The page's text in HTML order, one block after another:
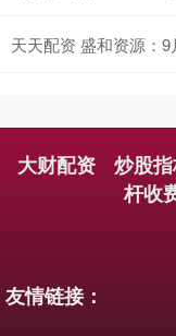
天天配资 盛和资源：
大财配资
炒股
杆收
友情链接：